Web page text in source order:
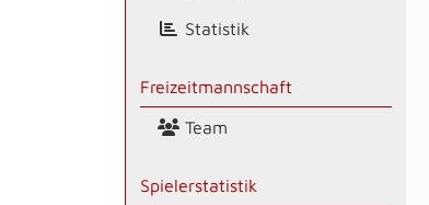
Statistik
Freizeitmannschaft
Team
Spielerstatistik